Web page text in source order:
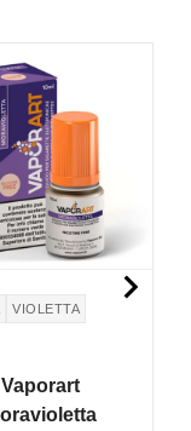
VIOLETTA
Vaporart
